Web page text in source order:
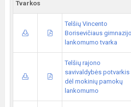
Tvarkos
Telšių Vincento
Borisevičiaus
lankomumo tvarka
Telšių rajono
savivaldybės potvarkis
dėl mokinių pamokų
lankomumo